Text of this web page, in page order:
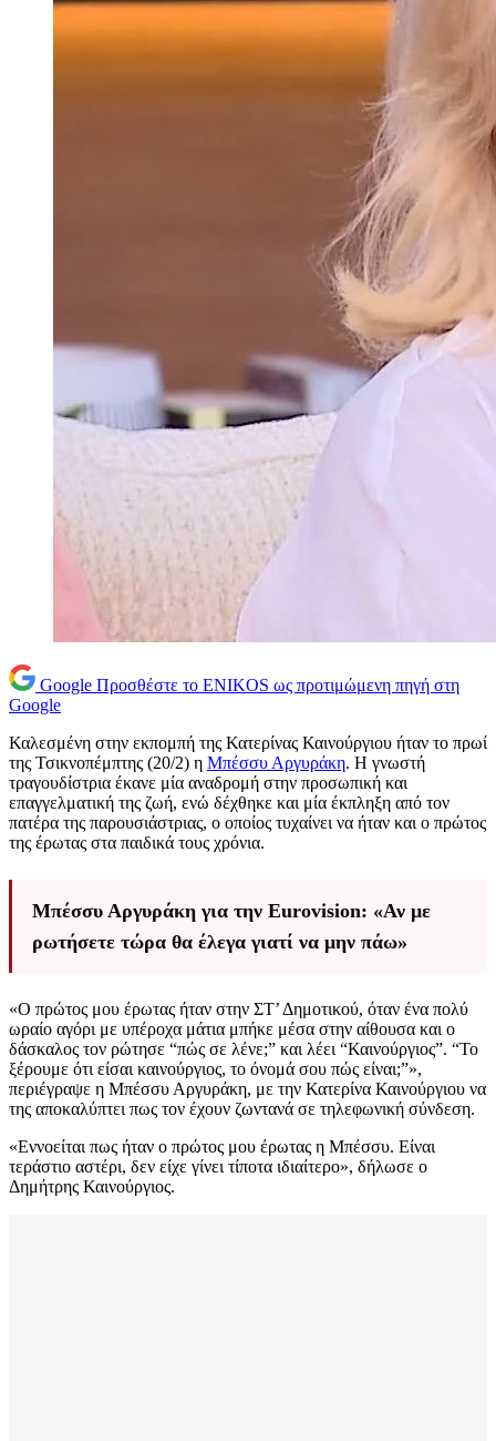
Google Προσθέστε το ENIKOS ως προτιμώμενη πηγή στη
Google
Καλεσμένη στην εκπομπή της Κατερίνας Καινούργιου ήταν το πρωί
της Τσικνοπέμπτης (20/2) η Μπέσσυ Αργυράκη. Η γνωστή
τραγουδίστρια έκανε μία αναδρομή στην προσωπική και
επαγγελματική της ζωή, ενώ δέχθηκε και μία έκπληξη από τον
πατέρα της παρουσιάστριας, ο οποίος τυχαίνει να ήταν και ο πρώτος
της έρωτας στα παιδικά τους χρόνια.
Μπέσσυ Αργυράκη για την Eurovision: «Αν με
ρωτήσετε τώρα θα έλεγα γιατί να μην πάω»
«Ο πρώτος μου έρωτας ήταν στην ΣΤ’ Δημοτικού, όταν ένα πολύ
ωραίο αγόρι με υπέροχα μάτια μπήκε μέσα στην αίθουσα και ο
δάσκαλος τον ρώτησε “πώς σε λένε;” και λέει “Καινούργιος”. “Το
ξέρουμε ότι είσαι καινούργιος, το όνομά σου πώς είναι;”»,
περιέγραψε η Μπέσσυ Αργυράκη, με την Κατερίνα Καινούργιου να
της αποκαλύπτει πως τον έχουν ζωντανά σε τηλεφωνική σύνδεση.
«Εννοείται πως ήταν ο πρώτος μου έρωτας η Μπέσσυ. Είναι
τεράστιο αστέρι, δεν είχε γίνει τίποτα ιδιαίτερο», δήλωσε ο
Δημήτρης Καινούργιος.